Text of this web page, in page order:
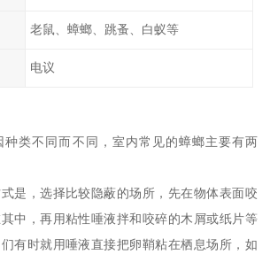
老鼠、蟑螂、跳蚤、白蚁等
电议
种类不同而不同，室内常见的蟑螂主要有两
是，选择比较隐蔽的场所，先在物体表面咬
中，再用粘性唾液拌和咬碎的木屑或纸片等
有时就用唾液直接把卵鞘粘在栖息场所，如